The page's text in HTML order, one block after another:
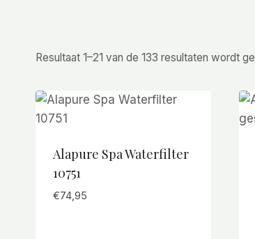
Resultaat 1–21 van de 133 resultaten wordt
Alapure Spa Waterfilter
10751
€74,95